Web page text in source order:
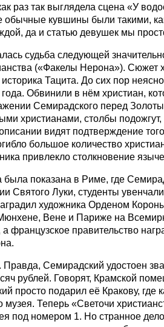
раз так выглядела сцена «У
обычные кувшины были такими,
да и статью девушек мы
судьба следующей
(«Факелы Нерона»). Сюжет
Тацита. До сих пор
Обвинили в нём христиан,
Семирадского перед
христианами, столбы подожгут,
видят подтверждение
большое количество
привлекло столкновение
была показана в Риме, где
Святого Луки, студенты
художника Орденом
Вене и Париже на
французское правительство
Правда, Семирадский удостоен
рублей. Говорят, Крамской
просто подарил её Кракову, где
музея. Теперь «Светочи
под номером 1. Но странное